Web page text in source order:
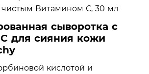
сыворотка с
для сияния кожи
кислотой и